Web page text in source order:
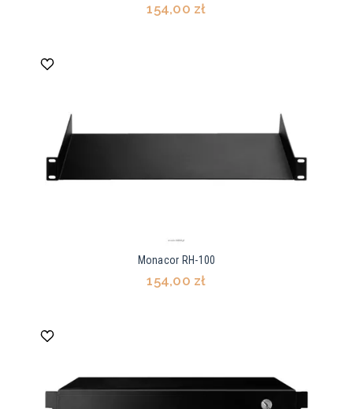
154,00 zł
Monacor RH-100
154,00 zł